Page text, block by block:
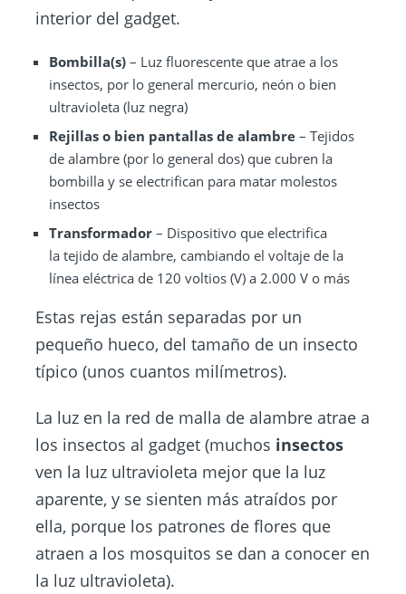
interior del gadget.
Bombilla(s)– Luz fluorescente que atrae a los
insectos, por lo general mercurio, neón o bien
ultravioleta (luz negra)
Rejillas o bien pantallas de alambre– Tejidos
de alambre (por lo general dos) que cubren la
bombilla y se electrifican para matar molestos
insectos
Transformador– Dispositivo que electrifica
la tejido de alambre, cambiando el voltaje de la
línea eléctrica de 120 voltios (V) a 2.000 V o más
Estas rejas están separadas por un
pequeño hueco, del tamaño de un insecto
típico (unos cuantos milímetros).
La luz en la red de malla de alambre atrae a
los insectos al gadget (muchos insectos
ven la luz ultravioleta mejor que la luz
aparente, y se sienten más atraídos por
ella, porque los patrones de flores que
atraen a los mosquitos se dan a conocer en
la luz ultravioleta).